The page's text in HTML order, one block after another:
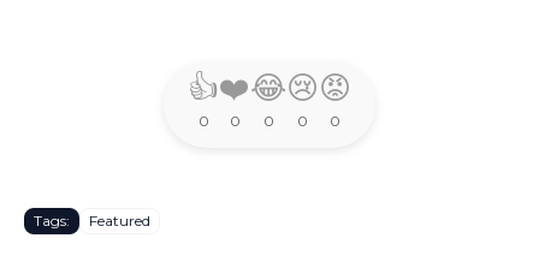
👍
0
❤️
0
😂
0
😢
0
😡
0
Tags: Featured